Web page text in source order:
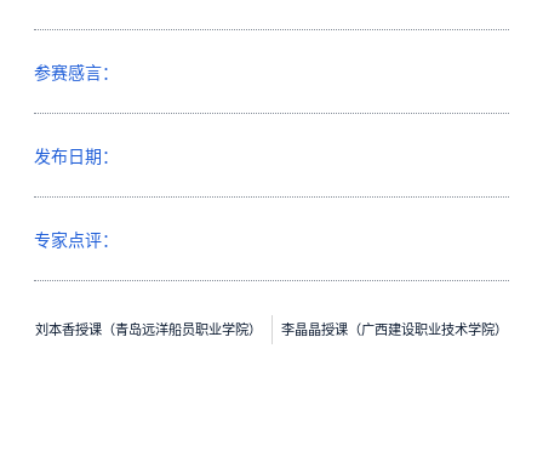
参赛感言：
发布日期：
专家点评：
刘本香授课（青岛远洋船员职业学院） 李晶晶授课（广西建设职业技术学院）